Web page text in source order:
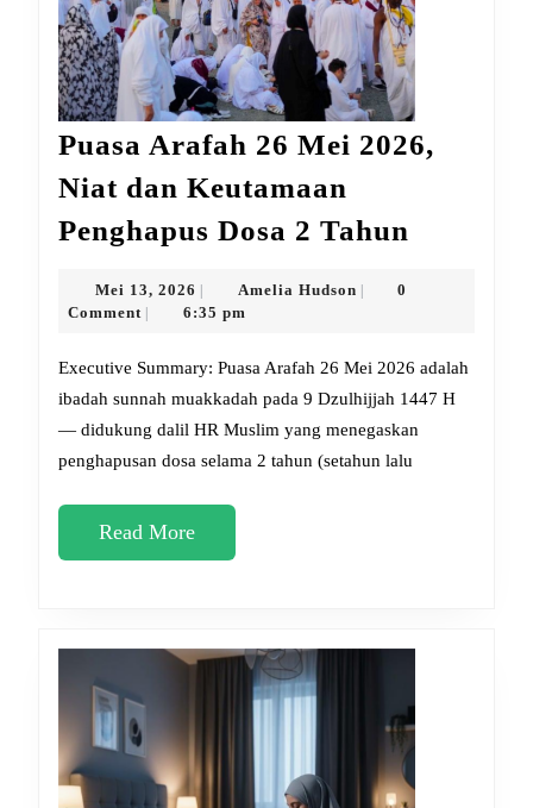
Puasa Arafah 26 Mei 2026,
Niat dan Keutamaan
Penghapus Dosa 2 Tahun
2026,
Niat
dan
Mei 13, 2026 Mei
13,
Amelia HudsonAmelia
0
Comment
6:35 pm
Executive Summary: Puasa Arafah 26 Mei 2026 adalah
ibadah sunnah muakkadah pada 9 Dzulhijjah 1447 H
— didukung dalil HR Muslim yang menegaskan
penghapusan dosa selama 2 tahun (setahun lalu
Read MoreRead
More